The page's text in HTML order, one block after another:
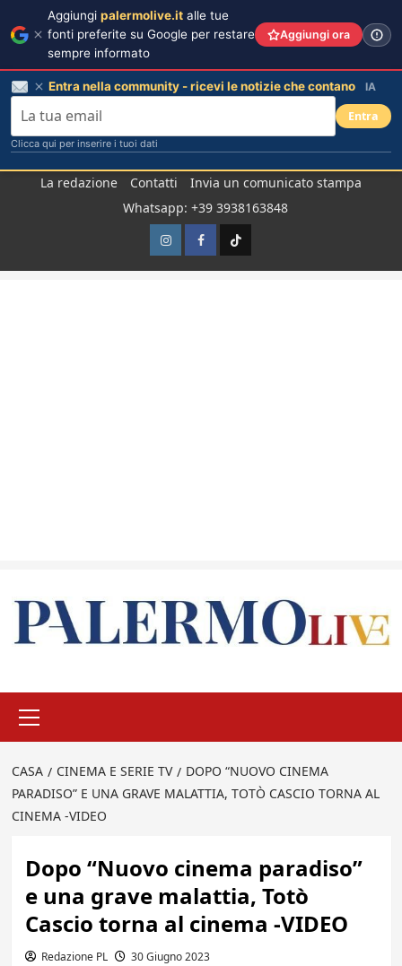
La redazione Contatti
Invia un comunicato stampa
Whatsapp: +39 3938163848
InstagramFacebook
TikTok
principale
CASA CINEMA E SERIE TV
DOPO “NUOVO CINEMA
PARADISO” E UNA GRAVE MALATTIA, TOTÒ CASCIO TORNA AL
CINEMA -VIDEO
Dopo “Nuovo cinema paradiso”
e una grave malattia, Totò
Cascio torna al cinema -VIDEO
Redazione PL 30 Giugno 2023
Aggiungi palermolive.it alle tue
fonti preferite su Google per restare
sempre informato
Aggiungi ora
Entra nella community - ricevi le notizie che contano IA
Entra
Clicca qui per inserire i tuoi dati